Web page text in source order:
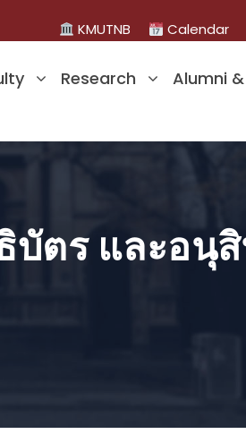
KMUTNB Calendar
Research Alumni
บัตร และอนุ